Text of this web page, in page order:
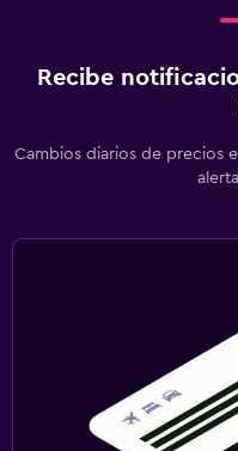
Recibe
Cambios diarios de precios